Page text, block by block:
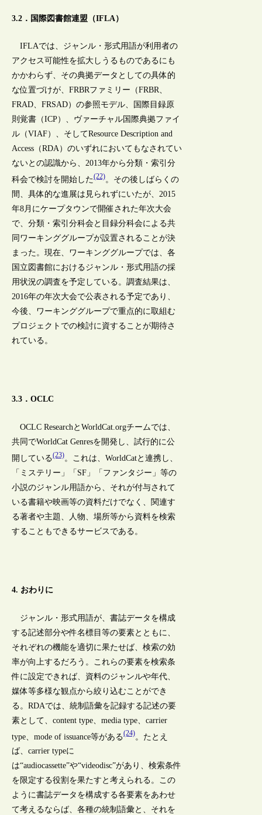
3.2．国際図書館連盟（IFLA）
IFLAでは、ジャンル・形式用語が利用者の
アクセス可能性を拡大しうるものであるにも
かかわらず、その典拠データとしての具体的
な位置づけが、FRBRファミリー（FRBR、
FRAD、FRSAD）の参照モデル、国際目録原
則覚書（ICP）、ヴァーチャル国際典拠ファイ
ル（VIAF）、そしてResource Description and
Access（RDA）のいずれにおいてもなされてい
ないとの認識から、2013年から分類・索引分
科会で検討を開始した(22)。その後しばらくの
間、具体的な進展は見られずにいたが、2015
年8月にケープタウンで開催された年次大会
で、分類・索引分科会と目録分科会による共
同ワーキンググループが設置されることが決
まった。現在、ワーキンググループでは、各
国立図書館におけるジャンル・形式用語の採
用状況の調査を予定している。調査結果は、
2016年の年次大会で公表される予定であり、
今後、ワーキンググループで重点的に取組む
プロジェクトでの検討に資することが期待さ
れている。
3.3．OCLC
OCLC ResearchとWorldCat.orgチームでは、
共同でWorldCat Genresを開発し、試行的に公
開している(23)。これは、WorldCatと連携し、
「ミステリー」「SF」「ファンタジー」等の
小説のジャンル用語から、それが付与されて
いる書籍や映画等の資料だけでなく、関連す
る著者や主題、人物、場所等から資料を検索
することもできるサービスである。
4. おわりに
ジャンル・形式用語が、書誌データを構成
する記述部分や件名標目等の要素とともに、
それぞれの機能を適切に果たせば、検索の効
率が向上するだろう。これらの要素を検索条
件に設定できれば、資料のジャンルや年代、
媒体等多様な観点から絞り込むことができ
る。RDAでは、統制語彙を記録する記述の要
素として、content type、media type、carrier
type、mode of issuance等がある(24)。たとえ
ば、carrier typeに
は“audiocassette”や“videodisc”があり、検索条件
を限定する役割を果たすと考えられる。この
ように書誌データを構成する各要素をあわせ
て考えるならば、各種の統制語彙と、それを